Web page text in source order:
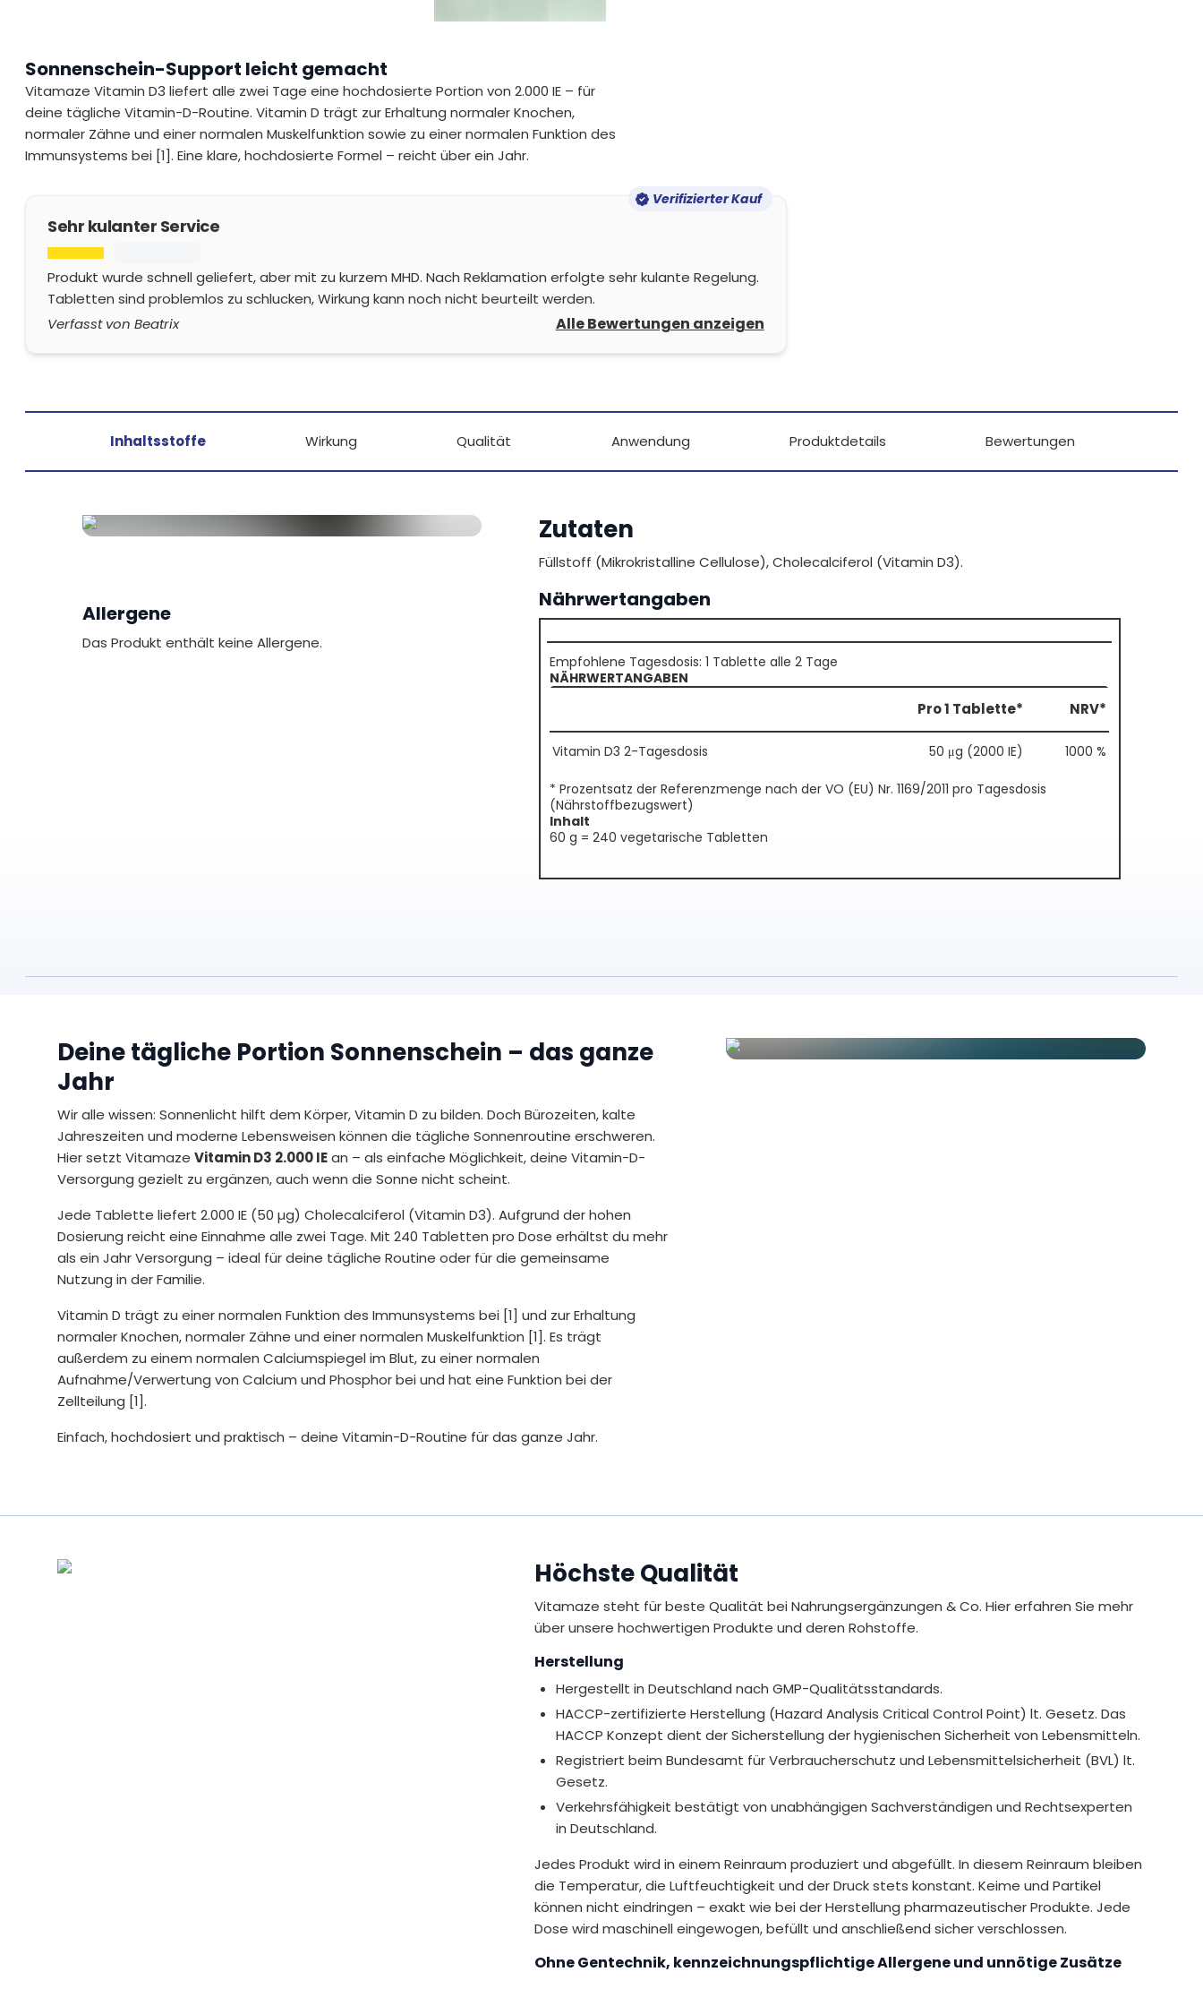
Sonnenschein-Support leicht gemacht
Vitamaze Vitamin D3 liefert alle zwei Tage eine hochdosierte Portion von 2.000 IE – für
deine tägliche Vitamin-D-Routine. Vitamin D trägt zur Erhaltung normaler Knochen,
normaler Zähne und einer normalen Muskelfunktion sowie zu einer normalen Funktion des
Immunsystems bei [1]. Eine klare, hochdosierte Formel – reicht über ein Jahr.
Verifizierter Kauf
Sehr kulanter Service
Produkt wurde schnell geliefert, aber mit zu kurzem MHD. Nach Reklamation erfolgte sehr kulante Regelung.
Tabletten sind problemlos zu schlucken, Wirkung kann noch nicht beurteilt werden.
Verfasst von Beatrix
Alle Bewertungen anzeigen
Inhaltsstoffe Wirkung Qualität Anwendung Produktdetails Bewertungen
Zutaten
Füllstoff (Mikrokristalline Cellulose), Cholecalciferol (Vitamin D3).
Allergene
Das Produkt enthält keine Allergene.
Nährwertangaben
Empfohlene Tagesdosis: 1 Tablette alle 2 Tage
NÄHRWERTANGABEN
Pro 1 Tablette* NRV*
Vitamin D3 2-Tagesdosis 50 μg (2000 IE) 1000 %
* Prozentsatz der Referenzmenge nach der VO (EU) Nr. 1169/2011 pro Tagesdosis
(Nährstoffbezugswert)
Inhalt
60 g = 240 vegetarische Tabletten
Deine tägliche Portion Sonnenschein – das ganze
Jahr
Wir alle wissen: Sonnenlicht hilft dem Körper, Vitamin D zu bilden. Doch Bürozeiten, kalte
Jahreszeiten und moderne Lebensweisen können die tägliche Sonnenroutine erschweren.
Hier setzt Vitamaze Vitamin D3 2.000 IEan – als einfache Möglichkeit, deine Vitamin-D-
Versorgung gezielt zu ergänzen, auch wenn die Sonne nicht scheint.
Jede Tablette liefert 2.000 IE (50 µg) Cholecalciferol (Vitamin D3). Aufgrund der hohen
Dosierung reicht eine Einnahme alle zwei Tage. Mit 240 Tabletten pro Dose erhältst du mehr
als ein Jahr Versorgung – ideal für deine tägliche Routine oder für die gemeinsame
Nutzung in der Familie.
Vitamin D trägt zu einer normalen Funktion des Immunsystems bei [1] und zur Erhaltung
normaler Knochen, normaler Zähne und einer normalen Muskelfunktion [1]. Es trägt
außerdem zu einem normalen Calciumspiegel im Blut, zu einer normalen
Aufnahme/Verwertung von Calcium und Phosphor bei und hat eine Funktion bei der
Zellteilung [1].
Einfach, hochdosiert und praktisch – deine Vitamin-D-Routine für das ganze Jahr.
Vitamin D trägt zur Erhaltung eines normalen Calciumspiegels im Blut bei.
Vitamin D trägt zu einer normalen Aufnahme/Verwertung von Calcium und Phosphor
Höchste Qualität
Vitamaze steht für beste Qualität bei Nahrungsergänzungen & Co. Hier erfahren Sie mehr
über unsere hochwertigen Produkte und deren Rohstoffe.
Herstellung
Hergestellt in Deutschland nach GMP-Qualitätsstandards.
HACCP-zertifizierte Herstellung (Hazard Analysis Critical Control Point) lt. Gesetz. Das
HACCP Konzept dient der Sicherstellung der hygienischen Sicherheit von Lebensmitteln.
Registriert beim Bundesamt für Verbraucherschutz und Lebensmittelsicherheit (BVL) lt.
Gesetz.
Verkehrsfähigkeit bestätigt von unabhängigen Sachverständigen und Rechtsexperten
in Deutschland.
Jedes Produkt wird in einem Reinraum produziert und abgefüllt. In diesem Reinraum bleiben
die Temperatur, die Luftfeuchtigkeit und der Druck stets konstant. Keime und Partikel
können nicht eindringen – exakt wie bei der Herstellung pharmazeutischer Produkte. Jede
Dose wird maschinell eingewogen, befüllt und anschließend sicher verschlossen.
Ohne Gentechnik, kennzeichnungspflichtige Allergene und unnötige Zusätze